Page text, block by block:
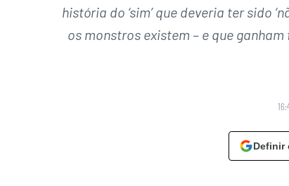
história do ‘sim’ que deveria ter sido
os monstros existem – e que
Definir